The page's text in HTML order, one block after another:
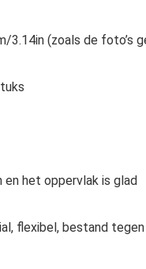
3.14in (zoals de foto’s
en het oppervlak is glad
flexibel, bestand tegen